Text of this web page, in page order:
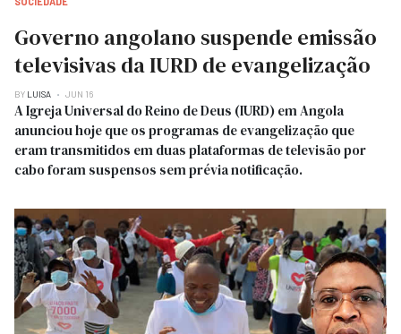
Governo angolano suspende emissão
televisivas da IURD de evangelização
BY LUISA JUN 16
A Igreja Universal do Reino de Deus (IURD) em Angola
anunciou hoje que os programas de evangelização que
eram transmitidos em duas plataformas de televisão por
cabo foram suspensos sem prévia notificação.